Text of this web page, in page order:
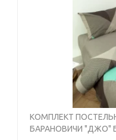
КОМПЛЕКТ
БАРАНОВИЧИ "ДЖО"